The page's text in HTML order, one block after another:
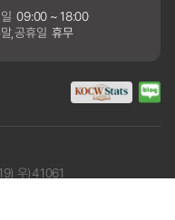
09:00 ~ 18:00
,공휴일 휴무
우)41061